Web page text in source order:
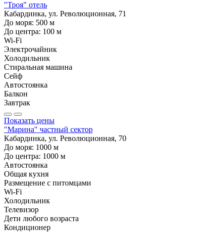
"Троя" отель
Кабардинка, ул. Революционная, 71
До моря: 500 м
До центра: 100 м
Wi-Fi
Электрочайник
Холодильник
Стиральная машина
Сейф
Автостоянка
Балкон
Завтрак
Показать цены
"Марина" частный сектор
Кабардинка, ул. Революционная, 70
До моря: 1000 м
До центра: 1000 м
Автостоянка
Общая кухня
Размещение с питомцами
Wi-Fi
Холодильник
Телевизор
Дети любого возраста
Кондиционер